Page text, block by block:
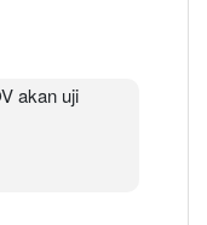
akan uji